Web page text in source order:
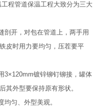
程管道保温工程大致分为三大
开，对包在管道上，两手用
皮时用力要均匀，压茬要平
3×120mm镀锌铆钉铆接，罐体
其外型要保持原有形状。
匀、外型美观。